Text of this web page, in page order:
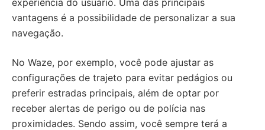
experiência do usuário. Uma das principais
vantagens é a possibilidade de personalizar a sua
navegação.
No Waze, por exemplo, você pode ajustar as
configurações de trajeto para evitar pedágios ou
preferir estradas principais, além de optar por
receber alertas de perigo ou de polícia nas
proximidades. Sendo assim, você sempre terá a